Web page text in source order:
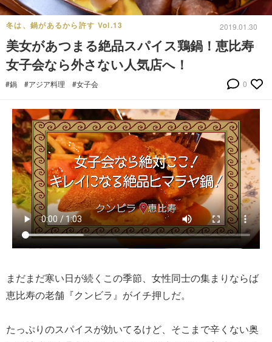
冬は、鍋があるから許す Vol.13 2019.01.30
美女があつまる絶品スパイス鶏鍋！恵比寿
女子会なら外さない人気店へ！
#鍋 #アジア料理 #女子会 0
まだまだ寒い日が続くこの季節、女性同士の集まりならば
恵比寿の老舗『クンビラ』がイチ押しだ。
たっぷりのスパイスが効いてるけど、そこまで辛くない奥